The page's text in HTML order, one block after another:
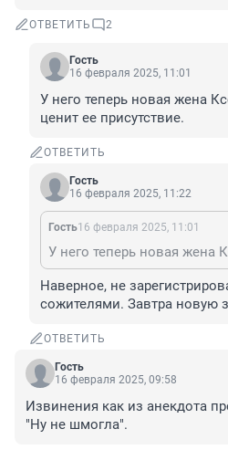
ОТВЕТИТЬ 2
Гость
16 февраля 2025, 11:01
У него теперь новая жена
ценит ее присутствие.
ОТВЕТИТЬ
Гость
16 февраля 2025, 11:22
Гость16 февраля 2025, 11:01
Наверное, не
сожителями. Завтра новую
ОТВЕТИТЬ
Гость
16 февраля 2025, 09:58
Извинения как из анекдота
"Ну не шмогла".